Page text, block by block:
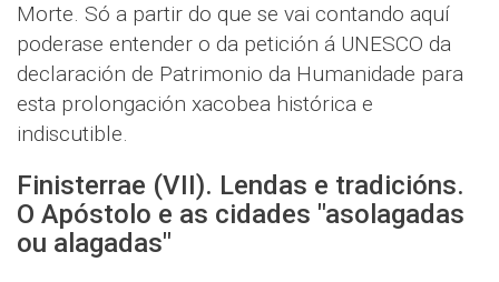
Morte. Só a partir do que se vai contando aquí
poderase entender o da petición á UNESCO da
declaración de Patrimonio da Humanidade para
esta prolongación xacobea histórica e
indiscutible.
Finisterrae (VII). Lendas e tradicións.
O Apóstolo e as cidades "asolagadas
ou alagadas"